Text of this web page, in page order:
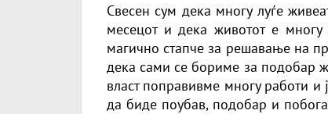
Свесен сум дека многу луѓе
месецот и дека животот е
магично стапче за решавање на
дека сами се бориме за подобар
власт поправивме многу работи и
да биде поубав, подобар и